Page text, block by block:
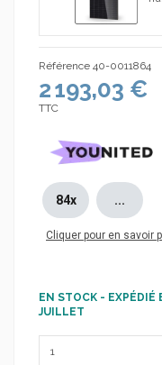
Référence 40-0011864
2 193,03 €
TTC
84x ...
Cliquer pour en savoir
EN STOCK - EXPÉDIÉ
JUILLET